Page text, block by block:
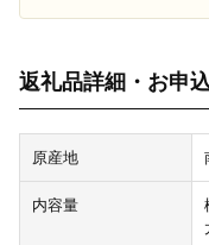
返礼品詳細・お申
原産地
内容量